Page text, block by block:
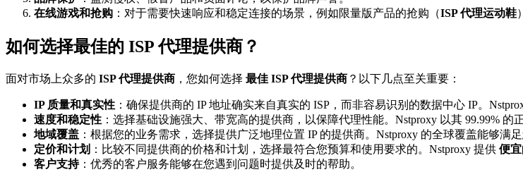
在线游戏和抢购 ：对于需要快速响应和稳定连接的场景，例如限量版产品的抢购（ISP 代理运动鞋
如何选择最佳的 ISP 代理提供商？
面对市场上众多的 ISP 代理提供商 ，您如何选择 最佳 ISP 代理提供商 ？以下几点至关重要：
IP 质量和真实性 ：确保提供商的 IP 地址确实来自真实的 ISP，而非容易识别的数据中心 IP。
速度和稳定性 ：选择基础设施强大、带宽高的提供商，以保障代理性能。Nstproxy 以其 99.99% 的
地域覆盖 ：根据您的业务需求，选择提供广泛地理位置 IP 的提供商。Nstproxy 的全球覆盖能够满
定价和计划 ：比较不同提供商的价格和计划，选择最符合您预算和使用要求的。Nstproxy 提供 便
客户支持：优秀的客户服务能够在您遇到问题时提供及时的帮助。